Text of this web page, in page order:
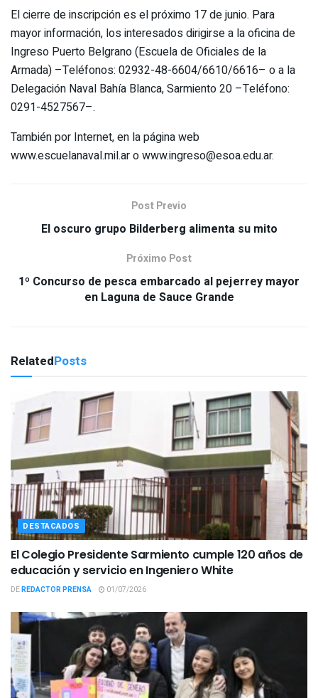
El cierre de inscripción es el próximo 17 de junio. Para
mayor información, los interesados dirigirse a la oficina de
Ingreso Puerto Belgrano (Escuela de Oficiales de la
Armada) –Teléfonos: 02932-48-6604/6610/6616– o a la
Delegación Naval Bahía Blanca, Sarmiento 20 –Teléfono:
0291-4527567–.
También por Internet, en la página web
www.escuelanaval.mil.ar o www.ingreso@esoa.edu.ar.
Post Previo
El oscuro grupo Bilderberg alimenta su mito
Próximo Post
1º Concurso de pesca embarcado al pejerrey mayor
en Laguna de Sauce Grande
RelatedPosts
DESTACADOS
El Colegio Presidente Sarmiento cumple 120 años de
educación y servicio en Ingeniero White
DEREDACTOR PRENSA 01/07/2026